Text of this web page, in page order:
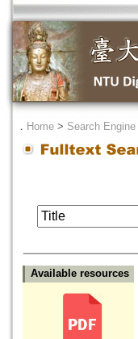
． Home > Search Engine
Available resources